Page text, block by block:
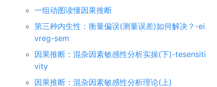
一组动图读懂因果推断
第三种内生性：衡量偏误(测量误差)如何解决？-ei
vreg-sem
因果推断：混杂因素敏感性分析实操(下)-tesensiti
vity
因果推断：混杂因素敏感性分析理论(上)